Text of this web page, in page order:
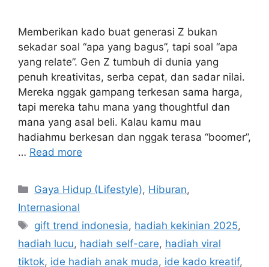
Memberikan kado buat generasi Z bukan
sekadar soal “apa yang bagus”, tapi soal “apa
yang relate”. Gen Z tumbuh di dunia yang
penuh kreativitas, serba cepat, dan sadar nilai.
Mereka nggak gampang terkesan sama harga,
tapi mereka tahu mana yang thoughtful dan
mana yang asal beli. Kalau kamu mau
hadiahmu berkesan dan nggak terasa “boomer”,
… Read more
C
a
e
g
o
Gaya Hidup (Lifestyle), Hiburan,
Internasional
T
a
gift trend indonesia, hadiah kekinian 2025,
hadiah lucu, hadiah self-care, hadiah viral
tiktok, ide hadiah anak muda, ide kado kreatif,